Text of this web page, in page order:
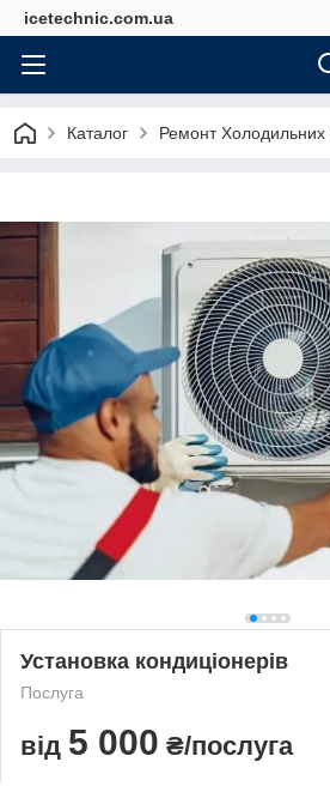
icetechnic.com.ua
Каталог Ремонт Холодильних
Установка кондиціонерів
Послуга
від 5 000 ₴/послуга